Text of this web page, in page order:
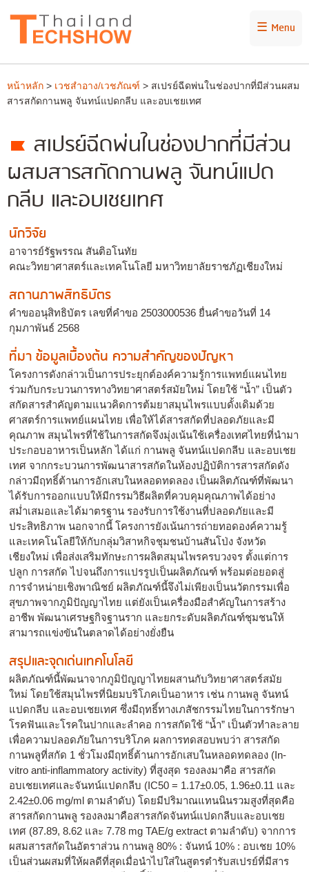
☰ Menu
หน้าหลัก > เวชสำอาง/เวชภัณฑ์ > สเปรย์ฉีดพ่นในช่องปากที่มีส่วนผสม
สารสกัดกานพลู จันทน์แปดกลีบ และอบเชยเทศ
สเปรย์ฉีดพ่นในช่องปากที่มีส่วน
ผสมสารสกัดกานพลู จันทน์แปด
กลีบ และอบเชยเทศ
นักวิจัย
อาจารย์รัฐพรรณ สันติอโนทัย
คณะวิทยาศาสตร์และเทคโนโลยี มหาวิทยาลัยราชภัฏเชียงใหม่
สถานภาพสิทธิบัตร
คำขออนุสิทธิบัตร เลขที่คำขอ 2503000536 ยื่นคำขอวันที่ 14
กุมภาพันธ์ 2568
ที่มา ข้อมูลเบื้องต้น ความสำคัญของปัญหา
โครงการดังกล่าวเป็นการประยุกต์องค์ความรู้การแพทย์แผนไทย
ร่วมกับกระบวนการทางวิทยาศาสตร์สมัยใหม่ โดยใช้ “น้ำ” เป็นตัว
สกัดสารสำคัญตามแนวคิดการต้มยาสมุนไพรแบบดั้งเดิมด้วย
ศาสตร์การแพทย์แผนไทย เพื่อให้ได้สารสกัดที่ปลอดภัยและมี
คุณภาพ สมุนไพรที่ใช้ในการสกัดจึงมุ่งเน้นใช้เครื่องเทศไทยที่นำมา
ประกอบอาหารเป็นหลัก ได้แก่ กานพลู จันทน์แปดกลีบ และอบเชย
เทศ จากกระบวนการพัฒนาสารสกัดในห้องปฏิบัติการสารสกัดดัง
กล่าวมีฤทธิ์ต้านการอักเสบในหลอดทดลอง เป็นผลิตภัณฑ์ที่พัฒนา
ได้รับการออกแบบให้มีกรรมวิธีผลิตที่ควบคุมคุณภาพได้อย่าง
สม่ำเสมอและได้มาตรฐาน รองรับการใช้งานที่ปลอดภัยและมี
ประสิทธิภาพ นอกจากนี้ โครงการยังเน้นการถ่ายทอดองค์ความรู้
และเทคโนโลยีให้กับกลุ่มวิสาหกิจชุมชนบ้านสันโป่ง จังหวัด
เชียงใหม่ เพื่อส่งเสริมทักษะการผลิตสมุนไพรครบวงจร ตั้งแต่การ
ปลูก การสกัด ไปจนถึงการแปรรูปเป็นผลิตภัณฑ์ พร้อมต่อยอดสู่
การจำหน่ายเชิงพาณิชย์ ผลิตภัณฑ์นี้จึงไม่เพียงเป็นนวัตกรรมเพื่อ
สุขภาพจากภูมิปัญญาไทย แต่ยังเป็นเครื่องมือสำคัญในการสร้าง
อาชีพ พัฒนาเศรษฐกิจฐานราก และยกระดับผลิตภัณฑ์ชุมชนให้
สามารถแข่งขันในตลาดได้อย่างยั่งยืน
สรุปและจุดเด่นเทคโนโลยี
ผลิตภัณฑ์นี้พัฒนาจากภูมิปัญญาไทยผสานกับวิทยาศาสตร์สมัย
ใหม่ โดยใช้สมุนไพรที่นิยมบริโภคเป็นอาหาร เช่น กานพลู จันทน์
แปดกลีบ และอบเชยเทศ ซึ่งมีฤทธิ์ทางเภสัชกรรมไทยในการรักษา
โรคฟันและโรคในปากและลำคอ การสกัดใช้ “น้ำ” เป็นตัวทำละลาย
เพื่อความปลอดภัยในการบริโภค ผลการทดสอบพบว่า สารสกัด
กานพลูที่สกัด 1 ชั่วโมงมีฤทธิ์ต้านการอักเสบในหลอดทดลอง (In-
vitro anti-inflammatory activity) ที่สูงสุด รองลงมาคือ สารสกัด
อบเชยเทศและจันทน์แปดกลีบ (IC50 = 1.17±0.05, 1.96±0.11 และ
2.42±0.06 mg/ml ตามลำดับ) โดยมีปริมาณแทนนินรวมสูงที่สุดคือ
สารสกัดกานพลู รองลงมาคือสารสกัดจันทน์แปดกลีบและอบเชย
เทศ (87.89, 8.62 และ 7.78 mg TAE/g extract ตามลำดับ) จากการ
ผสมสารสกัดในอัตราส่วน กานพลู 80% : จันทน์ 10% : อบเชย 10%
เป็นส่วนผสมที่ให้ผลดีที่สุดเมื่อนำไปใส่ในสูตรตำรับสเปรย์ที่มีสาร